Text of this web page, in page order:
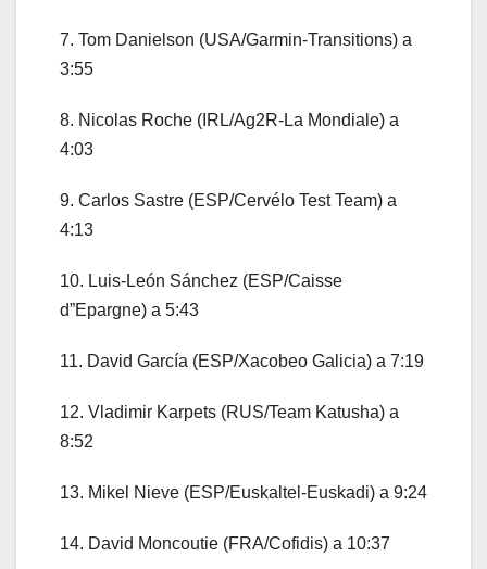
7. Tom Danielson (USA/Garmin-Transitions) a
3:55
8. Nicolas Roche (IRL/Ag2R-La Mondiale) a
4:03
9. Carlos Sastre (ESP/Cervélo Test Team) a
4:13
10. Luis-León Sánchez (ESP/Caisse
d”Epargne) a 5:43
11. David García (ESP/Xacobeo Galicia) a 7:19
12. Vladimir Karpets (RUS/Team Katusha) a
8:52
13. Mikel Nieve (ESP/Euskaltel-Euskadi) a 9:24
14. David Moncoutie (FRA/Cofidis) a 10:37